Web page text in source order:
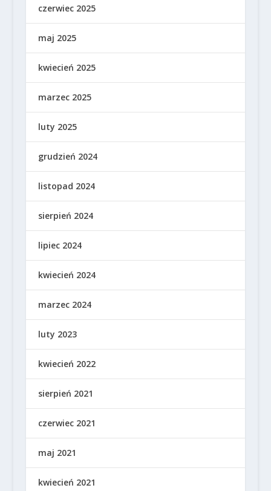
czerwiec 2025
maj 2025
kwiecień 2025
marzec 2025
luty 2025
grudzień 2024
listopad 2024
sierpień 2024
lipiec 2024
kwiecień 2024
marzec 2024
luty 2023
kwiecień 2022
sierpień 2021
czerwiec 2021
maj 2021
kwiecień 2021